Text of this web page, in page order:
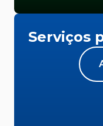
Serviços